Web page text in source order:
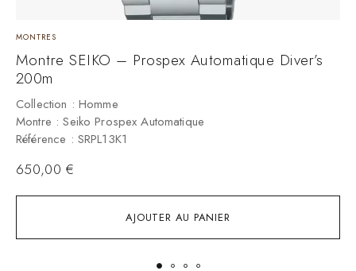
AJOUTER AU PANIER
MONTRES
Montre SEIKO – Prospex Automatique Diver’s
200m
Collection : Homme
Montre : Seiko Prospex Automatique
Référence : SRPL13K1
650,00 €